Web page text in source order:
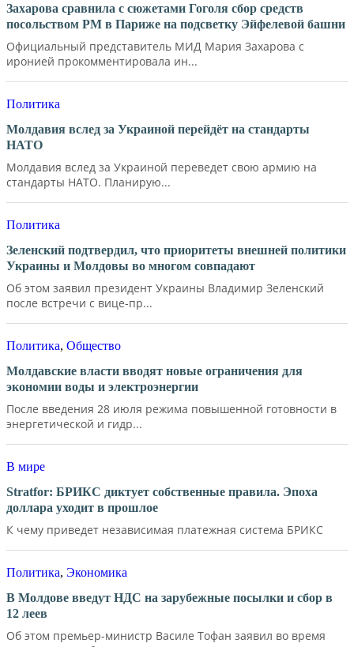
Захарова сравнила с сюжетами Гоголя сбор средств
посольством РМ в Париже на подсветку Эйфелевой башни
Официальный представитель МИД Мария Захарова с
иронией прокомментировала ин...
Политика
Молдавия вслед за Украиной перейдёт на стандарты
НАТО
Молдавия вслед за Украиной переведет свою армию на
стандарты НАТО. Планирую...
Политика
Зеленский подтвердил, что приоритеты внешней политики
Украины и Молдовы во многом совпадают
Об этом заявил президент Украины Владимир Зеленский
после встречи с вице-пр...
Политика, Общество
Молдавские власти вводят новые ограничения для
экономии воды и электроэнергии
После введения 28 июля режима повышенной готовности в
энергетической и гидр...
В мире
Stratfor: БРИКС диктует собственные правила. Эпоха
доллара уходит в прошлое
К чему приведет независимая платежная система БРИКС
Политика, Экономика
В Молдове введут НДС на зарубежные посылки и сбор в
12 леев
Об этом премьер-министр Василе Тофан заявил во время